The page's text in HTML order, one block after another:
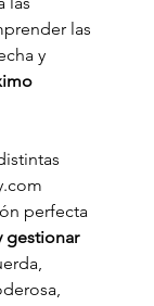
las
y
perfecta
gestionar